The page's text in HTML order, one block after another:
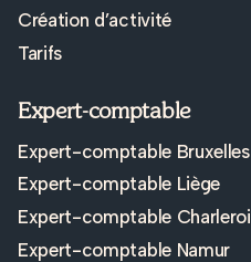
Création d’activité
Tarifs
Expert-comptable
Expert-comptable Bruxelles
Expert-comptable Liège
Expert-comptable Charleroi
Expert-comptable Namur